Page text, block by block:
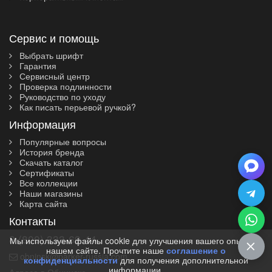
классическая перьевая ручка Parker F для
характеристикам и цене.
Сервис и помощь
Выбрать шрифт
Гарантия
Сервисный центр
Проверка подлинности
Руководство по уходу
Как писать перьевой ручкой?
Информация
Популярные вопросы
История бренда
Скачать каталог
Сертификаты
Все коллекции
Наши магазины
Карта сайта
Контакты
8 (800) 333-69-44
obninsk@parker-russia.com
Мы используем файлы cookie для улучшения вашего опыта на
нашем сайте. Прочтите наше соглашение о
конфиденциальности для получения дополнительной
информации.